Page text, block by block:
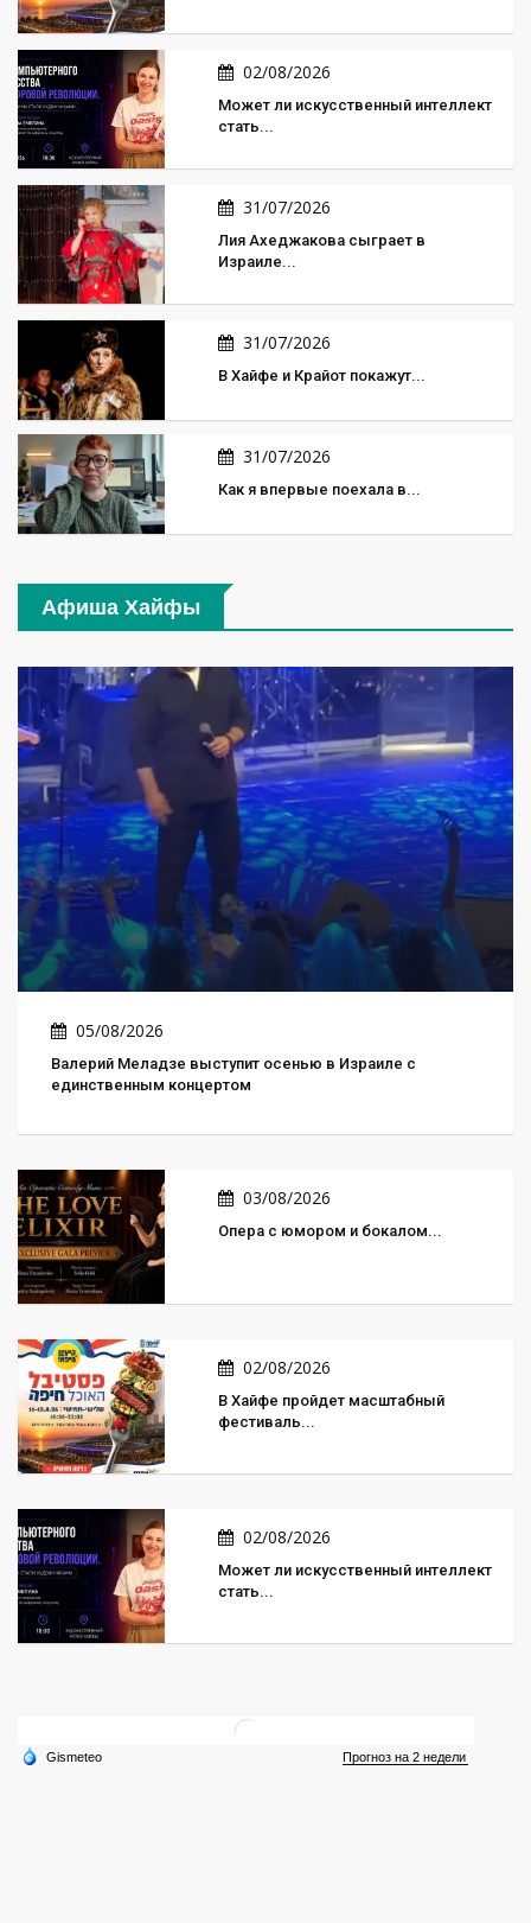
02/08/2026
Может ли искусственный интеллект
стать...
31/07/2026
Лия Ахеджакова сыграет в
Израиле...
31/07/2026
В Хайфе и Крайот покажут...
31/07/2026
Как я впервые поехала в...
Афиша Хайфы
05/08/2026
Валерий Меладзе выступит осенью в Израиле с
единственным концертом
03/08/2026
Опера с юмором и бокалом...
02/08/2026
В Хайфе пройдет масштабный
фестиваль...
02/08/2026
Может ли искусственный интеллект
стать...